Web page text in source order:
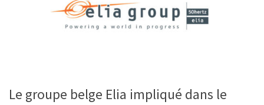
Le groupe belge Elia impliqué dans le